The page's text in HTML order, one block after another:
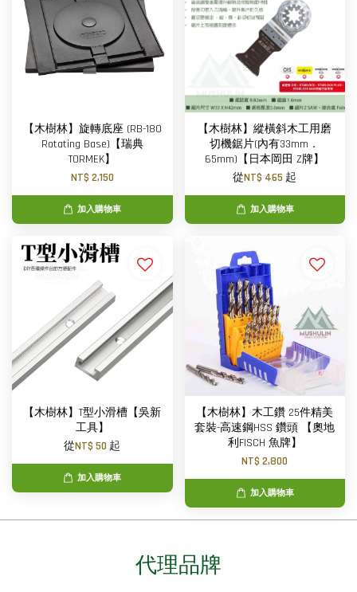
【木樹林】旋轉底座 (RB-180
Rotating Base)【瑞典
TORMEK】
NT$ 2,150
加入購物車
【木樹林】縱橫斜木工用磨
切機鋸片(內有33mm．
65mm)【日本岡田 Z牌】
從NT$ 465 起
加入購物車
【木樹林】T型小滑槽【吳新
工具】
從NT$ 50 起
加入購物車
【木樹林】木工鑽 25件精美
套裝-高速鋼HSS 鑽頭 【奧地
利FISCH 魚牌】
NT$ 2,800
加入購物車
代理品牌